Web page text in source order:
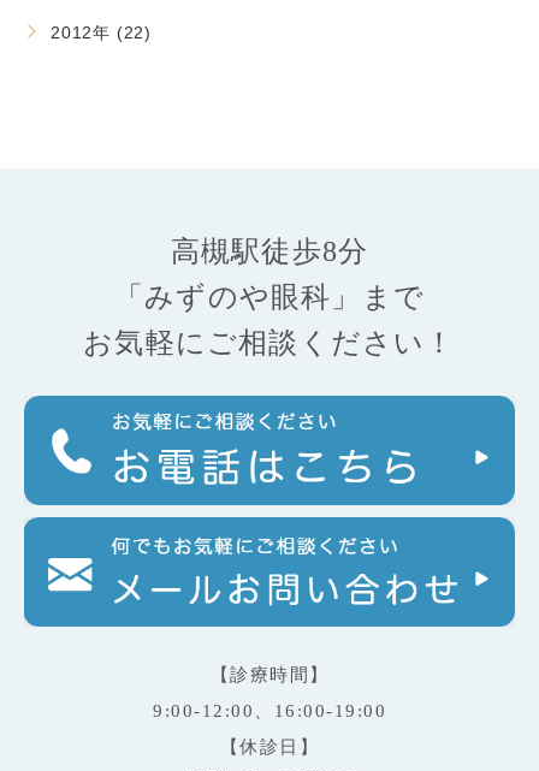
2012年 (22)
高槻駅徒歩8分
「みずのや眼科」まで
お気軽にご相談ください！
【診療時間】
9:00-12:00、16:00-19:00
【休診日】